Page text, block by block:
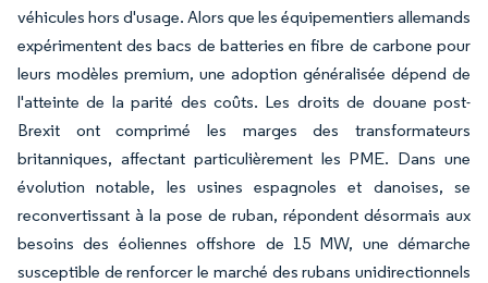
véhicules hors d'usage. Alors que les équipementiers allemands
expérimentent des bacs de batteries en fibre de carbone pour
leurs modèles premium, une adoption généralisée dépend de
l'atteinte de la parité des coûts. Les droits de douane post-
Brexit ont comprimé les marges des transformateurs
britanniques, affectant particulièrement les PME. Dans une
évolution notable, les usines espagnoles et danoises, se
reconvertissant à la pose de ruban, répondent désormais aux
besoins des éoliennes offshore de 15 MW, une démarche
susceptible de renforcer le marché des rubans unidirectionnels